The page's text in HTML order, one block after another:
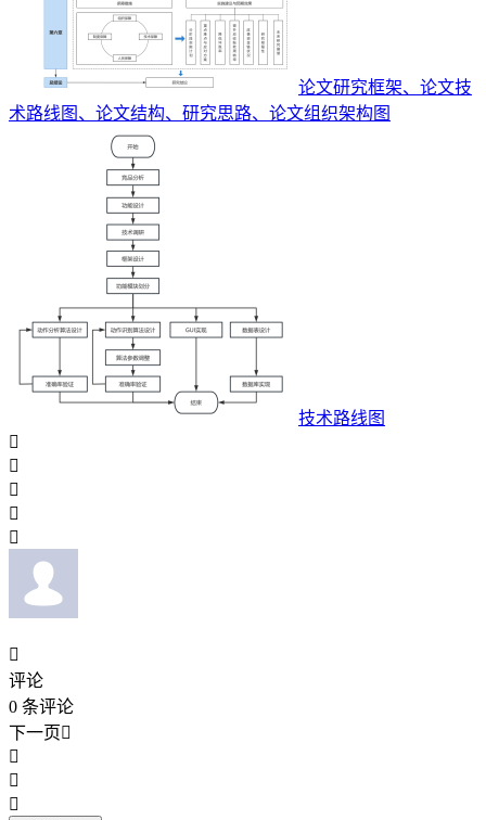
论文研究框架、论文技
术路线图、论文结构、研究思路、论文组织架构图
技术路线图






评论
0 条评论
下一页


